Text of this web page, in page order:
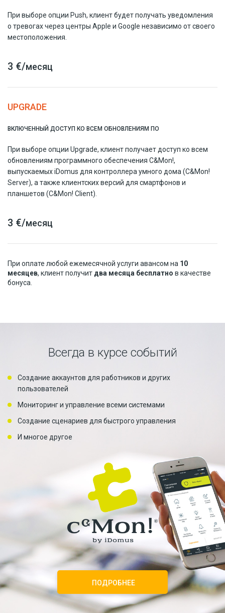
При выборе опции Push, клиент будет получать уведомления
о тревогах через центры Apple и Google независимо от своего
местоположения.
3 €/месяц
UPGRADE
ВКЛЮЧЕННЫЙ ДОСТУП КО ВСЕМ ОБНОВЛЕНИЯМ ПО
При выборе опции Upgrade, клиент получает доступ ко всем
обновлениям программного обеспечения C&Mon!,
выпускаемых iDomus для контроллера умного дома (C&Mon!
Server), а также клиентских версий для смартфонов и
планшетов (C&Mon! Client).
3 €/месяц
При оплате любой ежемесячной услуги авансом на 10
месяцев, клиент получит два месяца бесплатно в качестве
бонуса.
Всегда в курсе событий
Создание аккаунтов для работников и других
пользователей
Мониторинг и управление всеми системами
Создание сценариев для быстрого управления
И многое другое
ПОДРОБНЕЕ